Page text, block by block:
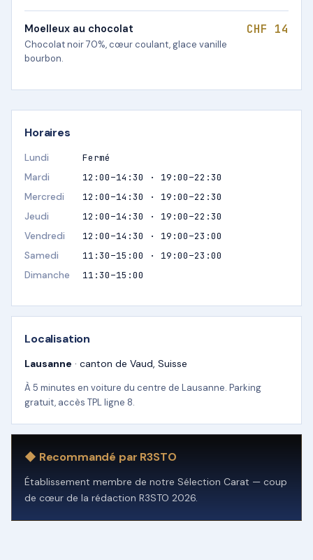
Moelleux au chocolat
Chocolat noir 70%, cœur coulant, glace vanille
bourbon.
CHF 14
Horaires
Lundi
Fermé
Mardi
12:00–14:30 · 19:00–22:30
Mercredi
12:00–14:30 · 19:00–22:30
Jeudi
12:00–14:30 · 19:00–22:30
Vendredi
12:00–14:30 · 19:00–23:00
Samedi
11:30–15:00 · 19:00–23:00
Dimanche
11:30–15:00
Localisation
Lausanne · canton de Vaud, Suisse
À 5 minutes en voiture du centre de Lausanne. Parking
gratuit, accès TPL ligne 8.
◆ Recommandé par R3STO
Établissement membre de notre Sélection Carat — coup
de cœur de la rédaction R3STO 2026.